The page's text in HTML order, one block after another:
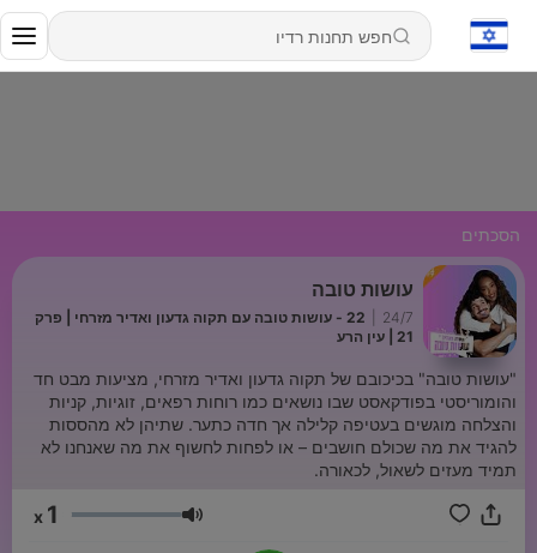
הסכתים
עושות טובה
24/7
22 - עושות טובה עם תקוה גדעון ואדיר מזרחי | פרק
21 | עין הרע
"עושות טובה" בכיכובם של תקוה גדעון ואדיר מזרחי, מציעות מבט חד
והומוריסטי בפודקאסט שבו נושאים כמו רוחות רפאים, זוגיות, קניות
והצלחה מוגשים בעטיפה קלילה אך חדה כתער. שתיהן לא מהססות
להגיד את מה שכולם חושבים – או לפחות לחשוף את מה שאנחנו לא
תמיד מעזים לשאול, לכאורה.
עוצמת שמע 1